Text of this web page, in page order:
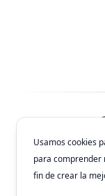
© 2026
Usamos cookies
para comprender
fin de crear la